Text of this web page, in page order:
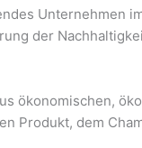
Unternehmen
der
ökonomischen,
Produkt, dem